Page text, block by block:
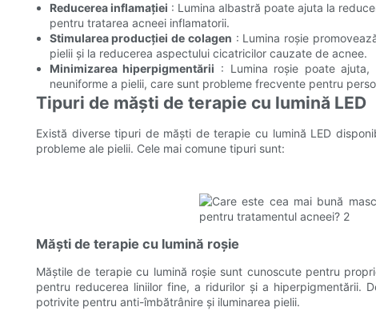
Reducerea inflamației : Lumina albastră poate ajuta la
pentru tratarea acneei inflamatorii.
Stimularea producției de colagen : Lumina roșie
pielii și la reducerea aspectului cicatricilor cauzate de acnee.
Minimizarea hiperpigmentării : Lumina roșie poate ajuta,
neuniforme a pielii, care sunt probleme frecvente pentru
Tipuri de măști de terapie cu lumină LED
Există diverse tipuri de măști de terapie cu lumină LED
probleme ale pielii. Cele mai comune tipuri sunt:
Măști de terapie cu lumină roșie
Măștile de terapie cu lumină roșie sunt cunoscute pentru
pentru reducerea liniilor fine, a ridurilor și a hiperpigmentării.
potrivite pentru anti-îmbătrânire și iluminarea pielii.